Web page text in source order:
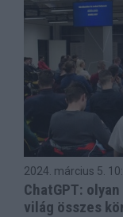
2024. március 5.
ChatGPT:
világ összes